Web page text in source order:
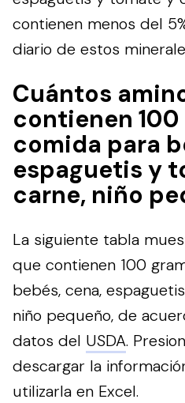
contienen menos del
diario de estos
Cuántos
contienen
comida para
espaguetis y
carne, niño
La siguiente tabla
que contienen 100
bebés, cena,
niño pequeño, de
datos del USDA.
descargar la
utilizarla en Excel.